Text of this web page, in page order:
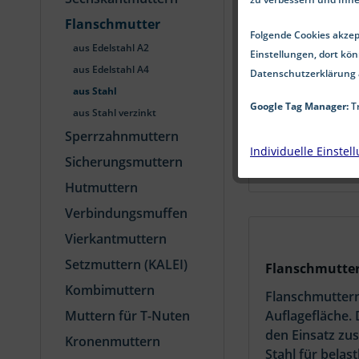
Flanschmutter
aus Edelstahl A2
aus Edelstahl A4
aus Stahl
aus Stahl verzinkt
Sperrzahnmuttern
Sicherungsmuttern
Hutmuttern
Verbindungsmuffen
Vierkantmuttern
Setzmuttern (KALEI)
Kombimuttern
Muttern für T-Nuten
Kronenmuttern
Auflagefläche.
den Einsatz
Stahl für
Folgende Cookies
Einstellungen, dort
Datenschutzerklärung
Google Tag Manager:
Individuelle